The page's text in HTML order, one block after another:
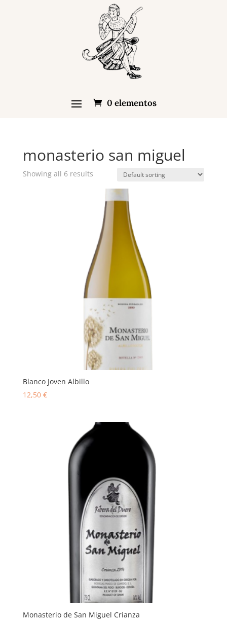
0 elementos
monasterio san miguel
Showing all 6 results
Blanco Joven Albillo
12,50 €
Monasterio de San Miguel Crianza